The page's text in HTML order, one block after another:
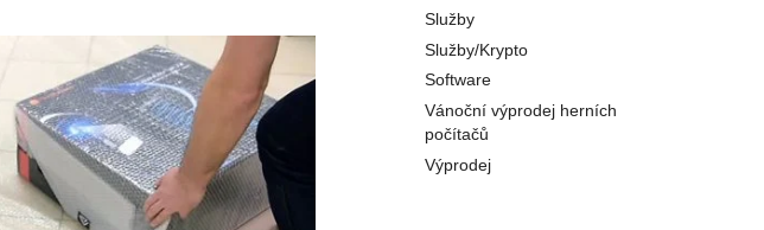
Služby
Služby/Krypto
Software
Vánoční výprodej herních
počítačů
Výprodej